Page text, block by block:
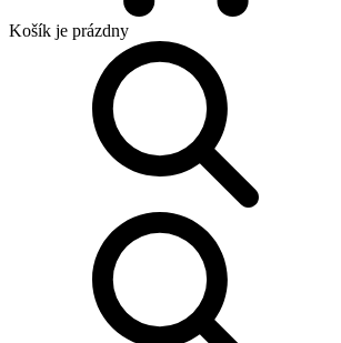
Košík je prázdny